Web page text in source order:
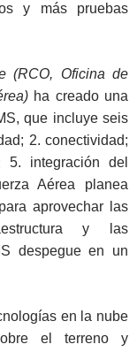
y más pruebas
(RCO, Oficina de
ha creado una
que incluye seis
2. conectividad;
integración del
Aérea planea
aprovechar las
y las
despegue en un
en la nube
el terreno y